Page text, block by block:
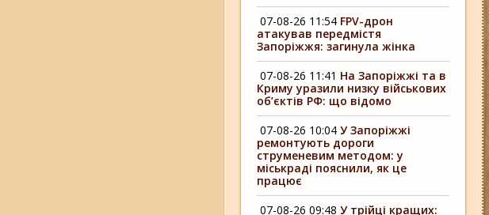
07-08-26 11:54 FPV-дрон
атакував передмістя
Запоріжжя: загинула жінка
07-08-26 11:41 На Запоріжжі та в
Криму уразили низку військових
об’єктів РФ: що відомо
07-08-26 10:04 У Запоріжжі
ремонтують дороги
струменевим методом: у
міськраді пояснили, як це
працює
07-08-26 09:48 У трійці кращих: